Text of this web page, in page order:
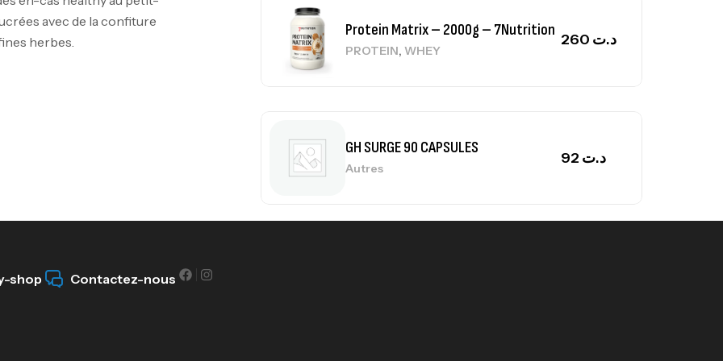
avec de la confiture
herbes.
Protein Matrix – 2000g – 7Nutrition
PROTEIN,WHEY
د.ت
GH SURGE 90 CAPSULES
Autres
د.ت
shop Contactez-nous